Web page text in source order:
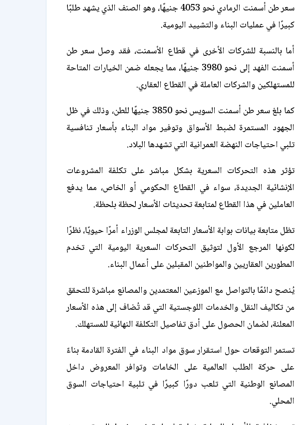
سعر طن أسمنت الرمادي نحو 4053 جنيهًا، وهو الصنف الذي يشهد طلبًا
كبيرًا في عمليات البناء والتشييد اليومية.
أما بالنسبة للشركات الأخرى في قطاع الأسمنت، فقد وصل سعر طن
أسمنت الفهد إلى نحو 3980 جنيهًا، مما يجعله ضمن الخيارات المتاحة
للمستهلكين والشركات العاملة في القطاع العقاري.
كما بلغ سعر طن أسمنت السويس نحو 3850 جنيهًا للطن، وذلك في ظل
الجهود المستمرة لضبط الأسواق وتوفير مواد البناء بأسعار تنافسية
تلبي احتياجات النهضة العمرانية التي تشهدها البلاد.
تؤثر هذه التحركات السعرية بشكل مباشر على تكلفة المشروعات
الإنشائية الجديدة، سواء في القطاع الحكومي أو الخاص، مما يدفع
العاملين في هذا القطاع لمتابعة تحديثات الأسعار لحظة بلحظة.
تظل متابعة بيانات بوابة الأسعار التابعة لمجلس الوزراء أمرًا حيويًا، نظرًا
لكونها المرجع الأول لتوثيق التحركات السعرية اليومية التي تخدم
المطورين العقاريين والمواطنين المقبلين على أعمال البناء.
يُنصح دائمًا بالتواصل مع الموزعين المعتمدين والمصانع مباشرة للتحقق
من تكاليف النقل والخدمات اللوجستية التي قد تُضاف إلى هذه الأسعار
المعلنة، لضمان الحصول على أدق تفاصيل التكلفة النهائية للمستهلك.
تستمر التوقعات حول استقرار سوق مواد البناء في الفترة القادمة بناءً
على حركة الطلب العالمية على الخامات وتوافر المعروض داخل
المصانع الوطنية التي تلعب دورًا كبيرًا في تلبية احتياجات السوق
المحلي.